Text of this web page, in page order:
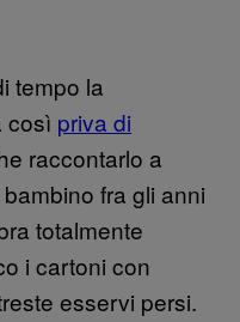
tempo la
così priva di
raccontarlo a
fra gli anni
totalmente
i cartoni con
esservi persi.